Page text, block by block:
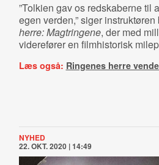
”Tolkien gav os redskaberne til
egen verden,” siger instruktøren
herre: Magtringene, der med
viderefører en filmhistorisk
Læs også: Ringenes herre
NYHED
22. OKT. 2020 | 14:49